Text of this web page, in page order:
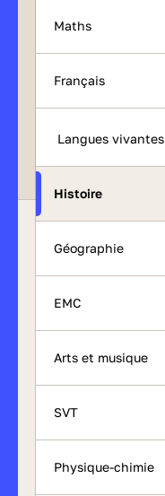
Maths
Français
Langues vivantes
Histoire
Géographie
EMC
Arts et musique
SVT
Physique-chimie